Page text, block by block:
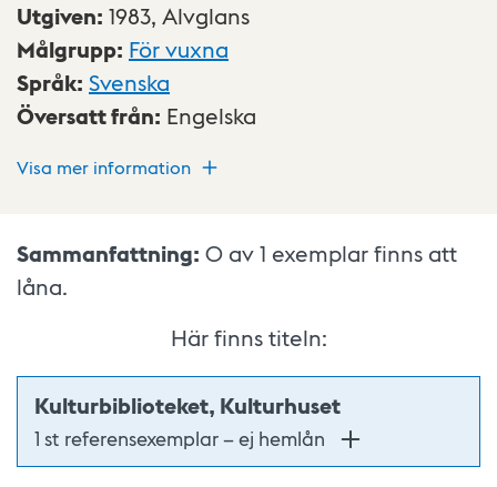
Utgiven: 1983, Alvglans
Målgrupp: För vuxna
Språk: Svenska
Översatt från: Engelska
Visa mer information
Sammanfattning: 0 av 1 exemplar finns att
låna.
Här finns titeln:
Kulturbiblioteket, Kulturhuset
1 st referensexemplar – ej hemlån